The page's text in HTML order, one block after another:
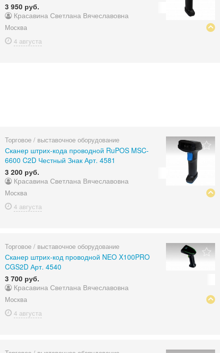
3 950 руб.
Красавина Светлана Вячеславовна
Москва
4 августа
Торговое / выставочное оборудование
Сканер штрих-кода проводной RuPOS MSC-
6600 C2D Честный Знак Арт. 4581
3 200 руб.
Красавина Светлана Вячеславовна
Москва
4 августа
Торговое / выставочное оборудование
Сканер штрих-код проводной NEO X100PRO
CGS2D Арт. 4540
3 700 руб.
Красавина Светлана Вячеславовна
Москва
4 августа